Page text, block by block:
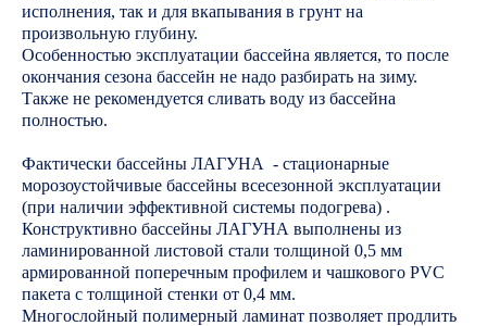
исполнения, так и для вкапывания в грунт на
произвольную глубину.
Особенностью эксплуатации бассейна является, то после
окончания сезона бассейн не надо разбирать на зиму.
Также не рекомендуется сливать воду из бассейна
полностью.
Фактически бассейны ЛАГУНА - стационарные
морозоустойчивые бассейны всесезонной эксплуатации
(при наличии эффективной системы подогрева) .
Конструктивно бассейны ЛАГУНА выполнены из
ламинированной листовой стали толщиной 0,5 мм
армированной поперечным профилем и чашкового PVC
пакета с толщиной стенки от 0,4 мм.
Многослойный полимерный ламинат позволяет продлить